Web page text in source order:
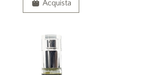
Acquista